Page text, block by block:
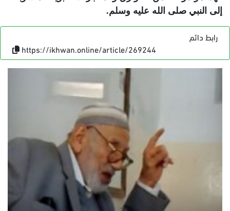
إلى النبي صلى الله عليه وسلم.
رابط دائم
https://ikhwan.online/article/269244